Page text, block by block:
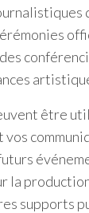
être
la
supports